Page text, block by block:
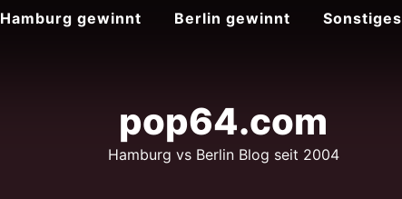
Hamburg gewinnt Berlin gewinnt Sonstiges
pop64.com
Hamburg vs Berlin Blog seit 2004